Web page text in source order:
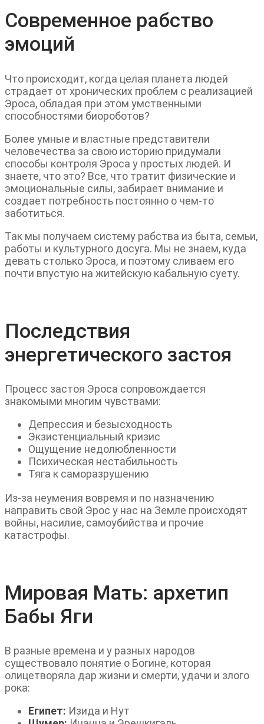
Современное рабство
эмоций
Что происходит, когда целая планета людей
страдает от хронических проблем с реализацией
Эроса, обладая при этом умственными
способностями биороботов?
Более умные и властные представители
человечества за свою историю придумали
способы контроля Эроса у простых людей. И
знаете, что это? Все, что тратит физические и
эмоциональные силы, забирает внимание и
создает потребность постоянно о чем-то
заботиться.
Так мы получаем систему рабства из быта, семьи,
работы и культурного досуга. Мы не знаем, куда
девать столько Эроса, и поэтому сливаем его
почти впустую на житейскую кабальную суету.
Последствия
энергетического застоя
Процесс застоя Эроса сопровождается
знакомыми многим чувствами:
Депрессия и безысходность
Экзистенциальный кризис
Ощущение недолюбленности
Психическая нестабильность
Тяга к саморазрушению
Из-за неумения вовремя и по назначению
направить свой Эрос у нас на Земле происходят
войны, насилие, самоубийства и прочие
катастрофы.
Мировая Мать: архетип
Бабы Яги
В разные времена и у разных народов
существовало понятие о Богине, которая
олицетворяла дар жизни и смерти, удачи и злого
рока:
Египет: Изида и Нут